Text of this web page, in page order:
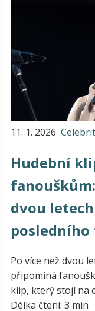
11. 1. 2026
Hudební
dvou
Po více než dvou
připomíná
klip, který stojí na
Délka čtení: 3 min